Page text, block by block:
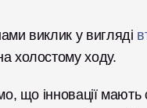
виклик у вигляді
холостому ходу.
що інновації мають